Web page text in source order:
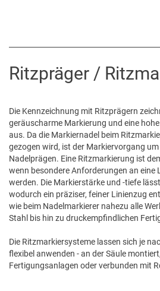
Ritzpräger /
Die Kennzeichnung mit Ritzprägern
geräuscharme Markierung und eine
aus. Da die Markiernadel beim
gezogen wird, ist der Markiervorgang
Nadelprägen. Eine Ritzmarkierung ist
wenn besondere Anforderungen an
werden. Die Markierstärke und -tiefe
wodurch ein präziser, feiner Linienzug
wie beim Nadelmarkierer nahezu alle
Stahl bis hin zu druckempfindlichen
Die Ritzmarkiersysteme lassen sich je
flexibel anwenden - an der Säule
Fertigungsanlagen oder verbunden mit